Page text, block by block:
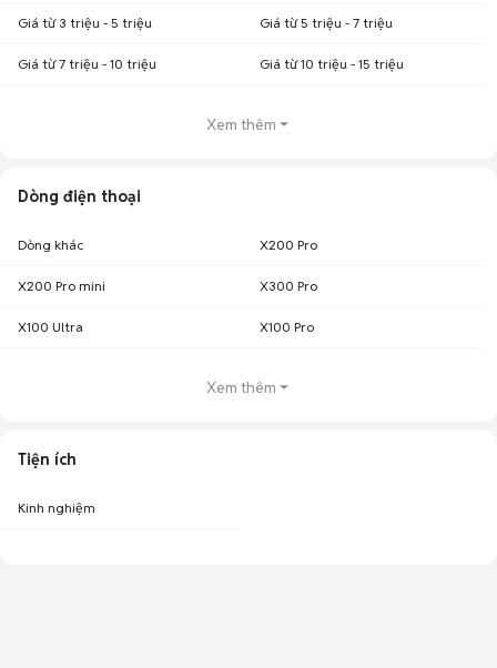
Giá từ 3 triệu - 5 triệu Giá từ 5 triệu - 7 triệu
Giá từ 7 triệu - 10 triệu Giá từ 10 triệu - 15 triệu
Xem thêm
Dòng điện thoại
Dòng khác X200 Pro
X200 Pro mini X300 Pro
X100 Ultra X100 Pro
Xem thêm
Tiện ích
Kinh nghiệm